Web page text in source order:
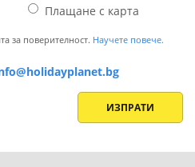
Плащане с картa
за поверителност. Научете повече.
ИЗПРАТИ